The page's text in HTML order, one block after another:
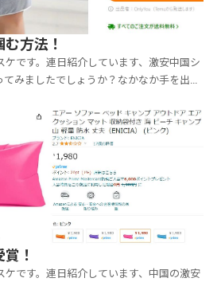
方法！
ケです。連日紹介しています、激安中国シ
みましたでしょうか？なかなか手を出せ
で稼いでいる訳ではないじゃないですか！
ドは置いてますが、...
！
ケです。連日紹介しています、中国の激安